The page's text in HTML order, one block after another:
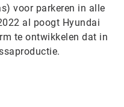
voor parkeren in alle
al poogt Hyundai
te ontwikkelen dat in